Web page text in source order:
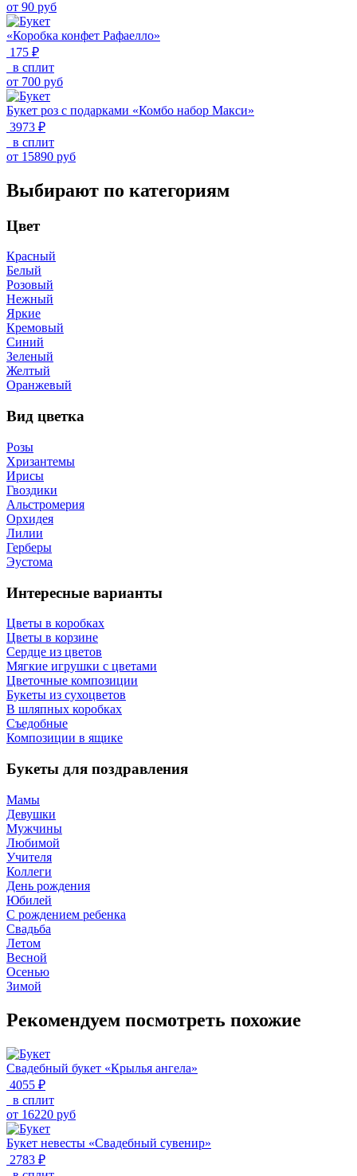
от 90 руб
«Коробка конфет Рафаелло»
175 ₽
в сплит
от 700 руб
Букет роз с подарками «Комбо набор Макси»
3973 ₽
в сплит
от 15890 руб
Выбирают по категориям
Цвет
Красный
Белый
Розовый
Нежный
Яркие
Кремовый
Синий
Зеленый
Желтый
Оранжевый
Вид цветка
Розы
Хризантемы
Ирисы
Гвоздики
Альстромерия
Орхидея
Лилии
Герберы
Эустома
Интересные варианты
Цветы в коробках
Цветы в корзине
Сердце из цветов
Мягкие игрушки с цветами
Цветочные композиции
Букеты из сухоцветов
В шляпных коробках
Съедобные
Композиции в ящике
Букеты для поздравления
Мамы
Девушки
Мужчины
Любимой
Учителя
Коллеги
День рождения
Юбилей
С рождением ребенка
Свадьба
Летом
Весной
Осенью
Зимой
Рекомендуем посмотреть похожие
Свадебный букет «Крылья ангела»
4055 ₽
в сплит
от 16220 руб
Букет невесты «Свадебный сувенир»
2783 ₽